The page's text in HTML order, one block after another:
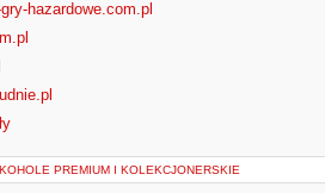
hazardowe.com.pl
PREMIUM I KOLEKCJONERSKIE